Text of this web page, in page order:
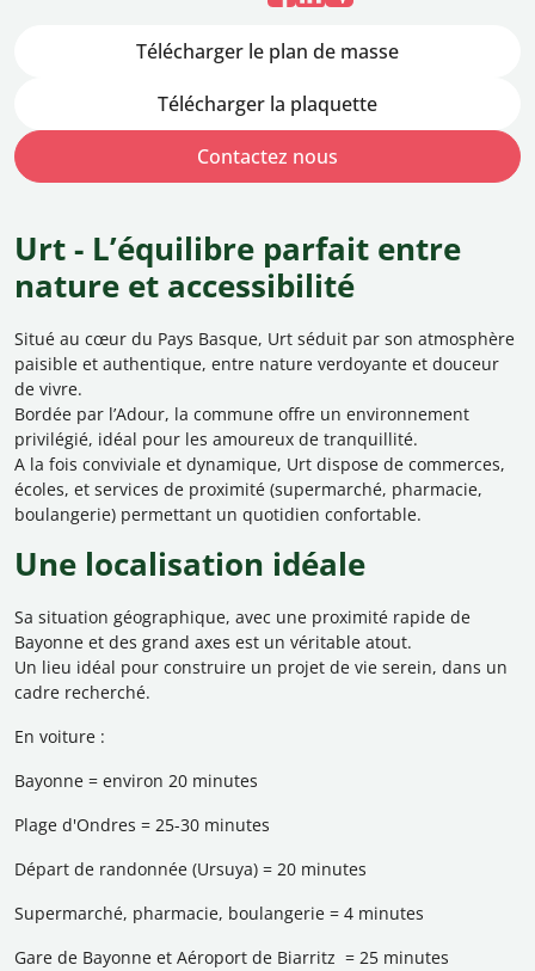
Télécharger le plan de masse
Télécharger la plaquette
Contactez nous
Urt - L’équilibre parfait entre
nature et accessibilité
Situé au cœur du Pays Basque, Urt séduit par son atmosphère
paisible et authentique, entre nature verdoyante et douceur
de vivre.
Bordée par l’Adour, la commune offre un environnement
privilégié, idéal pour les amoureux de tranquillité.
A la fois conviviale et dynamique, Urt dispose de commerces,
écoles, et services de proximité (supermarché, pharmacie,
boulangerie) permettant un quotidien confortable.
Une localisation idéale
Sa situation géographique, avec une proximité rapide de
Bayonne et des grand axes est un véritable atout.
Un lieu idéal pour construire un projet de vie serein, dans un
cadre recherché.
En voiture :
Bayonne = environ 20 minutes
Plage d'Ondres = 25-30 minutes
Départ de randonnée (Ursuya) = 20 minutes
Supermarché, pharmacie, boulangerie = 4 minutes
Gare de Bayonne et Aéroport de Biarritz = 25 minutes